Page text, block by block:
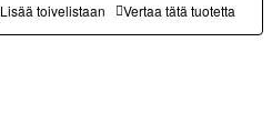
Lisää toivelistaan Vertaa tätä tuotetta